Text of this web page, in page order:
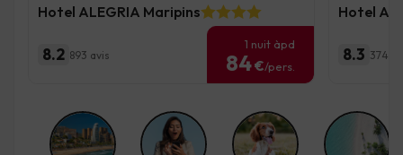
Hotel ALEGRIA Maripins
8.2 893 avis
1 nuit àpd
84€/pers.
Hotel
8.3 374